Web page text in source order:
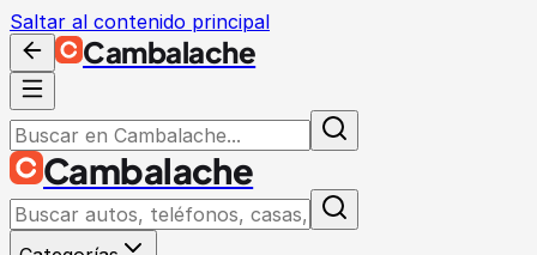
Saltar al contenido principal
Cambalache
Cambalache